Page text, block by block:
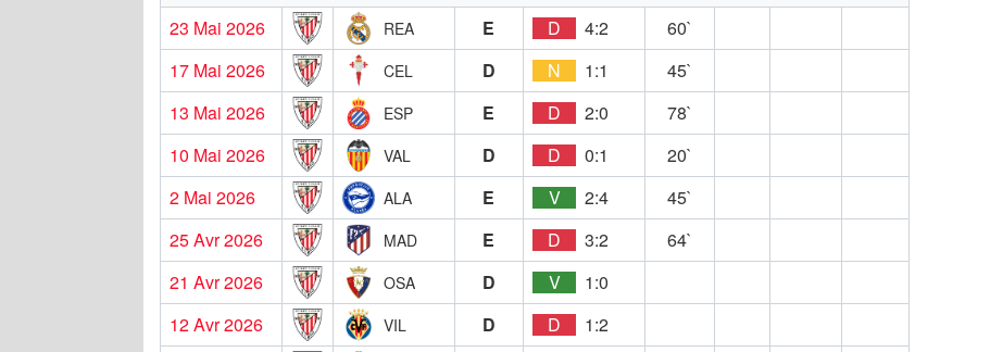
23 Mai 2026
REA E D 4:2
60`
17 Mai 2026
CEL D N 1:1
45`
13 Mai 2026
ESP E D 2:0
78`
10 Mai 2026
VAL D D 0:1
20`
2 Mai 2026
ALA E V 2:4
45`
25 Avr 2026
MAD E D 3:2
64`
21 Avr 2026
OSA D V
1:0
12 Avr 2026
VIL D D
1:2